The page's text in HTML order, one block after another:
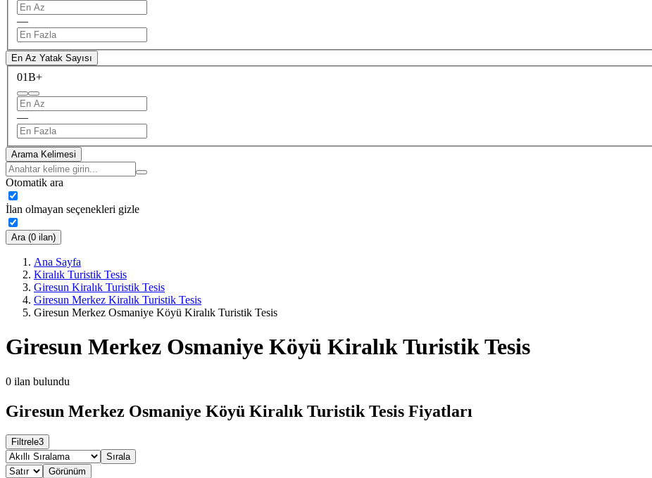
—
En Az Yatak Sayısı
01B+
—
Arama Kelimesi
Otomatik ara
İlan olmayan seçenekleri gizle
Ara (0 ilan)
Ana Sayfa
Kiralık Turistik Tesis
Giresun Kiralık Turistik Tesis
Giresun Merkez Kiralık Turistik Tesis
Giresun Merkez Osmaniye Köyü Kiralık Turistik Tesis
Giresun Merkez Osmaniye Köyü Kiralık Turistik Tesis
0 ilan bulundu
Giresun Merkez Osmaniye Köyü Kiralık Turistik Tesis Fiyatları
Filtrele3
Sırala
Görünüm